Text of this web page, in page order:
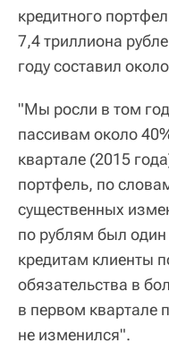
кредитного
7,4 триллиона
году составил
"Мы росли в том
пассивам около
квартале (2015
портфель, по
существенных
по рублям был
кредитам клиенты
обязательства в
в первом квартале
не изменился".